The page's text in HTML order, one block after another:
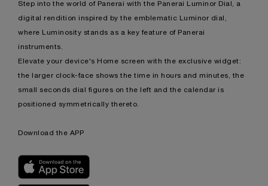
Step into the world of Panerai with the Panerai Luminor Dial, a
digital rendition inspired by the emblematic Luminor dial,
where Luminosity stands as a key feature of Panerai
instruments.
Elevate your device's Home screen with the exclusive widget:
the larger clock-face shows the time in hours and minutes, the
small seconds dial figures on the left and the calendar is
positioned symmetrically thereto.
Download the APP